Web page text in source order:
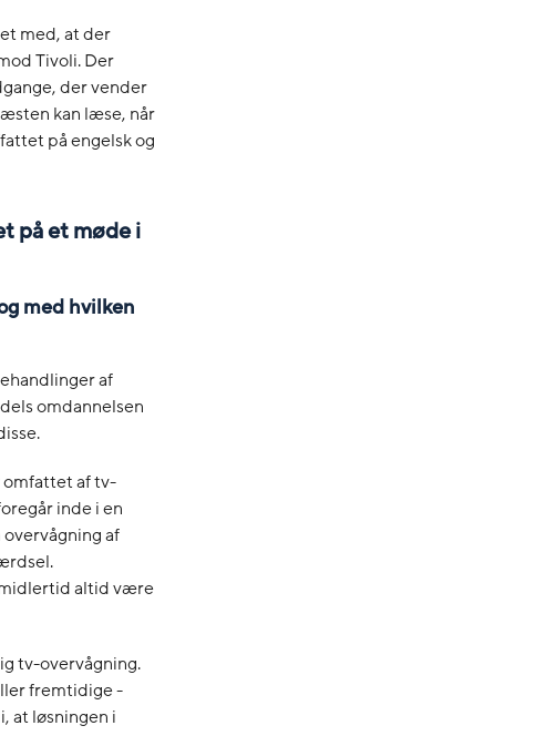
med, at der
Tivoli. Der
der vender
kan læse, når
på engelsk og
på et møde i
med hvilken
af
omdannelsen
af tv-
inde i en
af
altid være
tv-overvågning.
fremtidige -
at løsningen i